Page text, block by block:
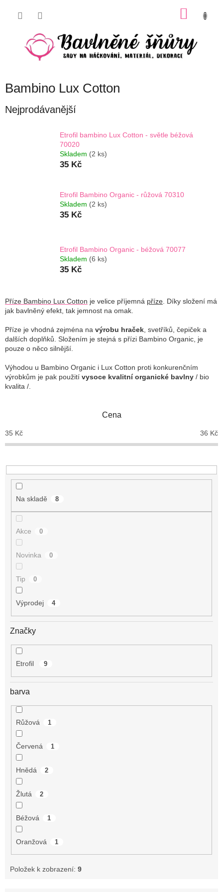
Bambino Lux Cotton
Nejprodávanější
Etrofil bambino Lux Cotton - světle béžová
70020
Skladem (2 ks)
35 Kč
Etrofil Bambino Organic - růžová 70310
Skladem (2 ks)
35 Kč
Etrofil Bambino Organic - béžová 70077
Skladem (6 ks)
35 Kč
Příze Bambino Lux Cotton je velice příjemná příze. Díky složení má
jak bavlněný efekt, tak jemnost na omak.
Příze je vhodná zejména na výrobu hraček, svetříků, čepiček a
dalších doplňků. Složením je stejná s přízi Bambino Organic, je
pouze o něco silnější.
Výhodou u Bambino Organic i Lux Cotton proti konkurenčním
výrobkům je pak použití vysoce kvalitní organické bavlny / bio
kvalita /.
Cena
35 Kč 36 Kč
Na skladě 8
Akce 0
Novinka 0
Tip 0
Výprodej 4
Značky
Etrofil 9
barva
Růžová 1
Červená 1
Hnědá 2
Žlutá 2
Béžová 1
Oranžová 1
Položek k zobrazení: 9